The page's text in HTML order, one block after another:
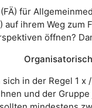
für
ihrem Weg zum
öffnen?
in der Regel 1 x
und der